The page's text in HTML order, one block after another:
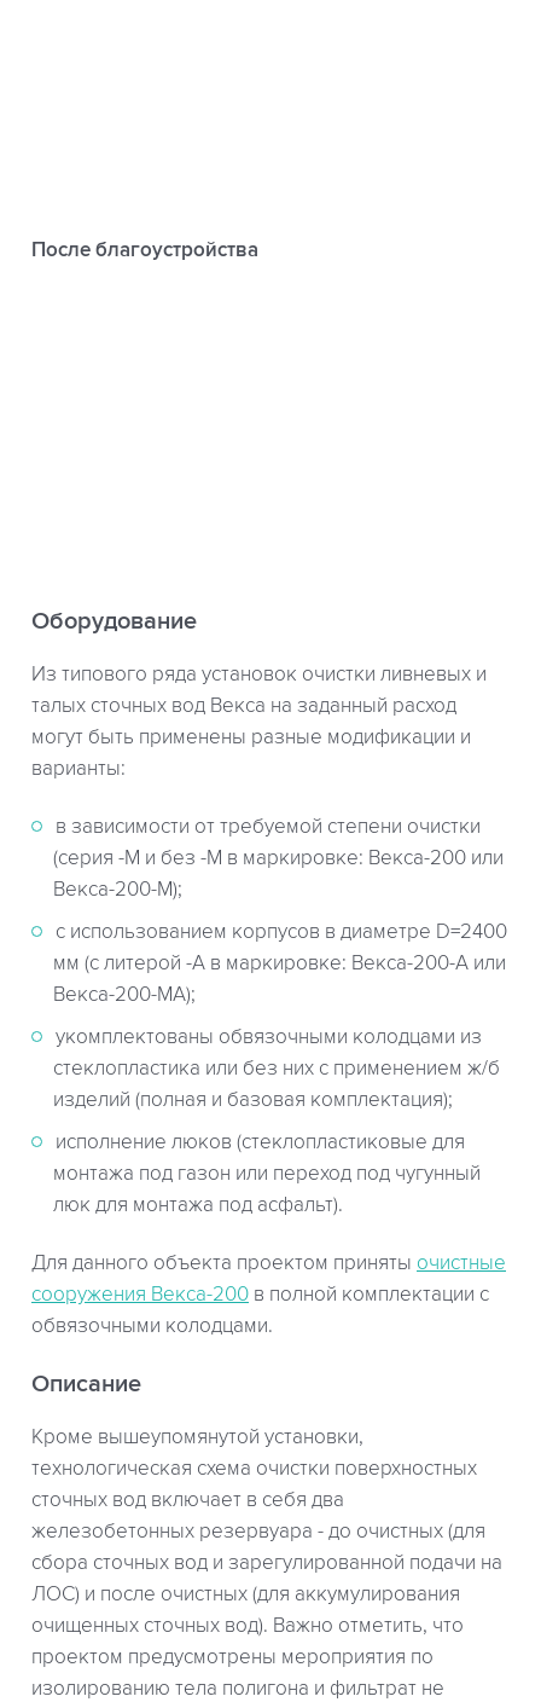
После благоустройства
Оборудование
Из типового ряда установок очистки ливневых и
талых сточных вод Векса на заданный расход
могут быть применены разные модификации и
варианты:
в зависимости от требуемой степени очистки
(серия -М и без -М в маркировке: Векса-200 или
Векса-200-М);
с использованием корпусов в диаметре D=2400
мм (с литерой -А в маркировке: Векса-200-А или
Векса-200-МА);
укомплектованы обвязочными колодцами из
стеклопластика или без них с применением ж/б
изделий (полная и базовая комплектация);
исполнение люков (стеклопластиковые для
монтажа под газон или переход под чугунный
люк для монтажа под асфальт).
Для данного объекта проектом приняты очистные
сооружения Векса-200 в полной комплектации с
обвязочными колодцами.
Описание
Кроме вышеупомянутой установки,
технологическая схема очистки поверхностных
сточных вод включает в себя два
железобетонных резервуара - до очистных (для
сбора сточных вод и зарегулированной подачи на
ЛОС) и после очистных (для аккумулирования
очищенных сточных вод). Важно отметить, что
проектом предусмотрены мероприятия по
изолированию тела полигона и фильтрат не